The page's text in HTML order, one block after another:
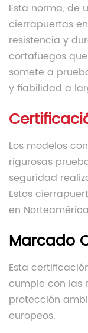
Esta norma, de
cierrapuertas
resistencia y
cortafuegos
somete a
y fiabilidad a
Los modelos
rigurosas
seguridad
Estos
en
Marcado
Esta
cumple con las
protección
europeos.